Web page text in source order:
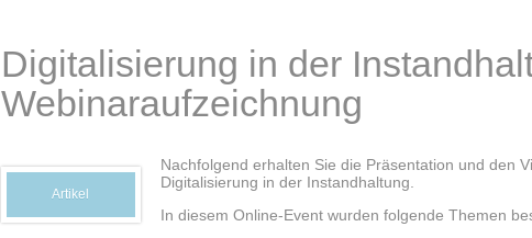
Digitalisierung in der
Webinaraufzeichnung
Artikel
Nachfolgend erhalten Sie die Präsentation und den
Digitalisierung in der Instandhaltung.
In diesem Online-Event wurden folgende Themen